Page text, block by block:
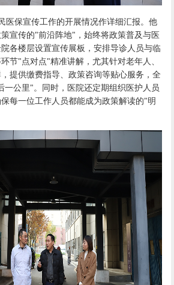
保宣传工作的开展情况作详细汇报。他
宣传的"前沿阵地"，始终将政策普及与医
各楼层设置宣传展板，安排导诊人员与临
节"点对点"精准讲解，尤其针对老年人、
提供缴费指导、政策咨询等贴心服务，全
一公里"。同时，医院还定期组织医护人员
每一位工作人员都能成为政策解读的"明